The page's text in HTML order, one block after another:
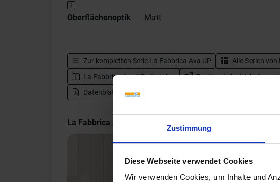
Zustimmung
Diese Webseite verwendet Cookies
Wir verwenden Cookies, um Inhalte und
Oberflächenoptik Matt
Zur kompletten Serie La Fabbrica Ava UP Alle Serien von
La Fabbrica Ava UP - Katalog
Zur Hersteller Website von
Datenblatt herunterladen - PDF
La Fabbrica Ava UP Impressionen